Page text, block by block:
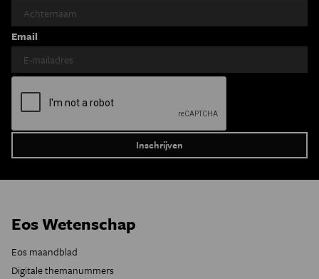
Email
Eos Wetenschap
Eos maandblad
Digitale themanummers